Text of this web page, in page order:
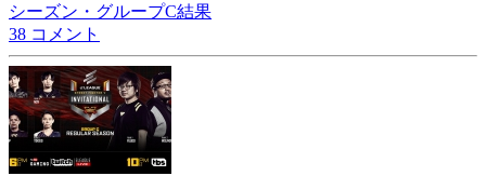
シーズン・グループC結果
38 コメント